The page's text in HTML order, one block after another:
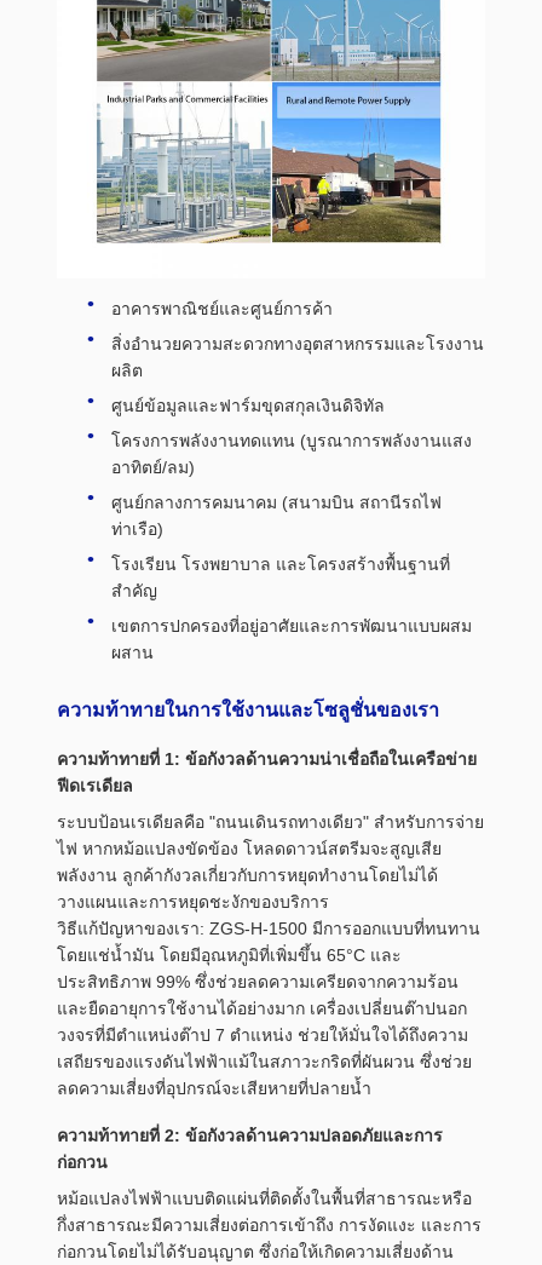
อาคารพาณิชย์และศูนย์การค้า
สิ่งอำนวยความสะดวกทางอุตสาหกรรมและโรงงาน
ผลิต
ศูนย์ข้อมูลและฟาร์มขุดสกุลเงินดิจิทัล
โครงการพลังงานทดแทน (บูรณาการพลังงานแสง
อาทิตย์/ลม)
ศูนย์กลางการคมนาคม (สนามบิน สถานีรถไฟ
ท่าเรือ)
โรงเรียน โรงพยาบาล และโครงสร้างพื้นฐานที่
สำคัญ
เขตการปกครองที่อยู่อาศัยและการพัฒนาแบบผสม
ผสาน
ความท้าทายในการใช้งานและโซลูชั่นของเรา
ความท้าทายที่ 1: ข้อกังวลด้านความน่าเชื่อถือในเครือข่าย
ฟีดเรเดียล
ระบบป้อนเรเดียลคือ "ถนนเดินรถทางเดียว" สำหรับการจ่าย
ไฟ หากหม้อแปลงขัดข้อง โหลดดาวน์สตรีมจะสูญเสีย
พลังงาน ลูกค้ากังวลเกี่ยวกับการหยุดทำงานโดยไม่ได้
วางแผนและการหยุดชะงักของบริการ
วิธีแก้ปัญหาของเรา: ZGS-H-1500 มีการออกแบบที่ทนทาน
โดยแช่น้ำมัน โดยมีอุณหภูมิที่เพิ่มขึ้น 65°C และ
ประสิทธิภาพ 99% ซึ่งช่วยลดความเครียดจากความร้อน
และยืดอายุการใช้งานได้อย่างมาก เครื่องเปลี่ยนต๊าปนอก
วงจรที่มีตำแหน่งต๊าป 7 ตำแหน่ง ช่วยให้มั่นใจได้ถึงความ
เสถียรของแรงดันไฟฟ้าแม้ในสภาวะกริดที่ผันผวน ซึ่งช่วย
ลดความเสี่ยงที่อุปกรณ์จะเสียหายที่ปลายน้ำ
ความท้าทายที่ 2: ข้อกังวลด้านความปลอดภัยและการ
ก่อกวน
หม้อแปลงไฟฟ้าแบบติดแผ่นที่ติดตั้งในพื้นที่สาธารณะหรือ
กึ่งสาธารณะมีความเสี่ยงต่อการเข้าถึง การงัดแงะ และการ
ก่อกวนโดยไม่ได้รับอนุญาต ซึ่งก่อให้เกิดความเสี่ยงด้าน